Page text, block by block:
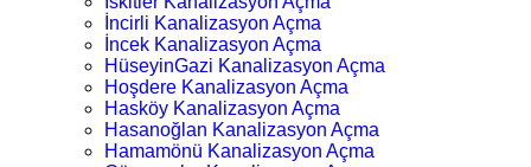
İncirli Kanalizasyon Açma
İncek Kanalizasyon Açma
HüseyinGazi Kanalizasyon Açma
Hoşdere Kanalizasyon Açma
Hasköy Kanalizasyon Açma
Hasanoğlan Kanalizasyon Açma
Hamamönü Kanalizasyon Açma